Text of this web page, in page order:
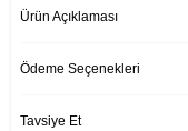
Ürün Açıklaması
Ödeme Seçenekleri
Tavsiye Et